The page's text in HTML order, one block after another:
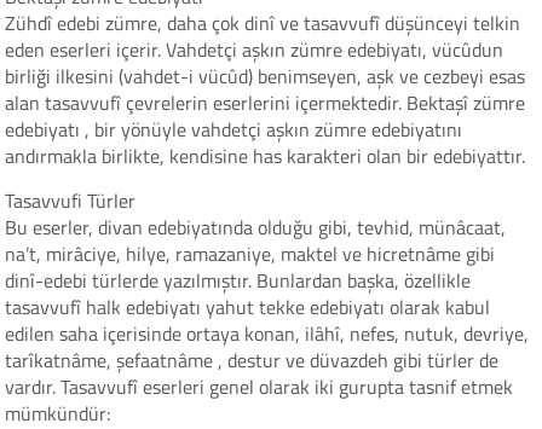
Zühdî edebi zümre, daha çok dinî ve tasavvufî düşünceyi telkin
eden eserleri içerir. Vahdetçi aşkın zümre edebiyatı, vücûdun
birliği ilkesini (vahdet-i vücûd) benimseyen, aşk ve cezbeyi esas
alan tasavvufî çevrelerin eserlerini içermektedir. Bektaşî zümre
edebiyatı , bir yönüyle vahdetçi aşkın zümre edebiyatını
andırmakla birlikte, kendisine has karakteri olan bir edebiyattır.
Tasavvufi Türler
Bu eserler, divan edebiyatında olduğu gibi, tevhid, münâcaat,
na’t, mirâciye, hilye, ramazaniye, maktel ve hicretnâme gibi
dinî-edebi türlerde yazılmıştır. Bunlardan başka, özellikle
tasavvufî halk edebiyatı yahut tekke edebiyatı olarak kabul
edilen saha içerisinde ortaya konan, ilâhî, nefes, nutuk, devriye,
tarîkatnâme, şefaatnâme , destur ve düvazdeh gibi türler de
vardır. Tasavvufî eserleri genel olarak iki gurupta tasnif etmek
mümkündür: